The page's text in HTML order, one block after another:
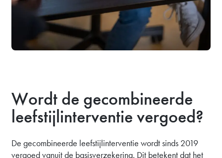
Wordt de gecombineerde
leefstijlinterventie vergoed?
De gecombineerde leefstijlinterventie wordt sinds 2019
vergoed vanuit de basisverzekering. Dit betekent dat het